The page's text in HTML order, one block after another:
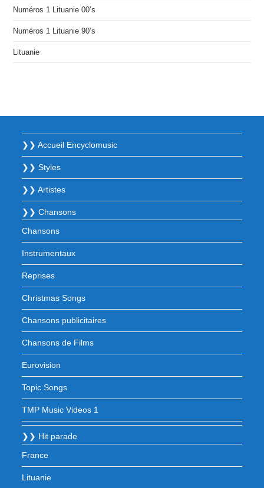
Numéros 1 Lituanie 00’s
Numéros 1 Lituanie 90’s
Lituanie
❯❯ Accueil Encyclomusic
❯❯ Styles
❯❯ Artistes
❯❯ Chansons
Chansons
Instrumentaux
Reprises
Christmas Songs
Chansons publicitaires
Chansons de Films
Eurovision
Topic Songs
TMP Music Videos 1
❯❯ Hit parade
France
Lituanie